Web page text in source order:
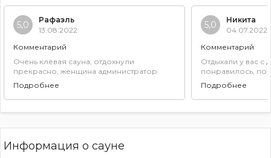
5,0
Рафаэль
13.08.2022
Комментарий
Очень клёвая сауна, отдохнули
прекрасно, женщина администратор
очень вежливая, честная, в сауне есть все
для отдыха, приеду ещё не раз, очень
понравилось, рекомендую
Подробнее
5,0
Никита
04.07.2022
Комментарий
Отдыхали у вас с
понравилось,
покурили,
Подробнее
Информация о сауне